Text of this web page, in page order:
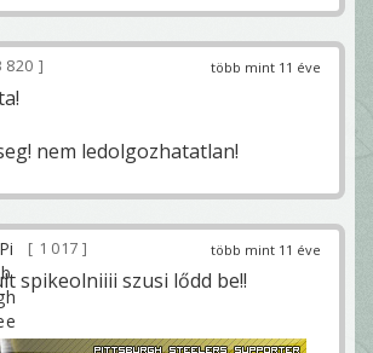
több mint 11 éve
820
nem ledolgozhatatlan!
több mint 11 éve
1 017
spikeolniiii szusi lődd be!!